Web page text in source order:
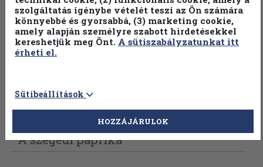
Válogasson több mint 1.000.000 kiadványunk közül
100% kedvezménnyel!
Vissza az előző oldalra Válasszon példányt
A szegedi paprika
szolgáltatás igénybe vételét teszi az Ön számára
könnyebbé és gyorsabbá, (3) marketing cookie,
amely alapján személyre szabott hirdetésekkel
kereshetjük meg Önt. A sütiszabályzatunkat itt
érheti el.
Sütibeállítások
HOZZÁJÁRULOK